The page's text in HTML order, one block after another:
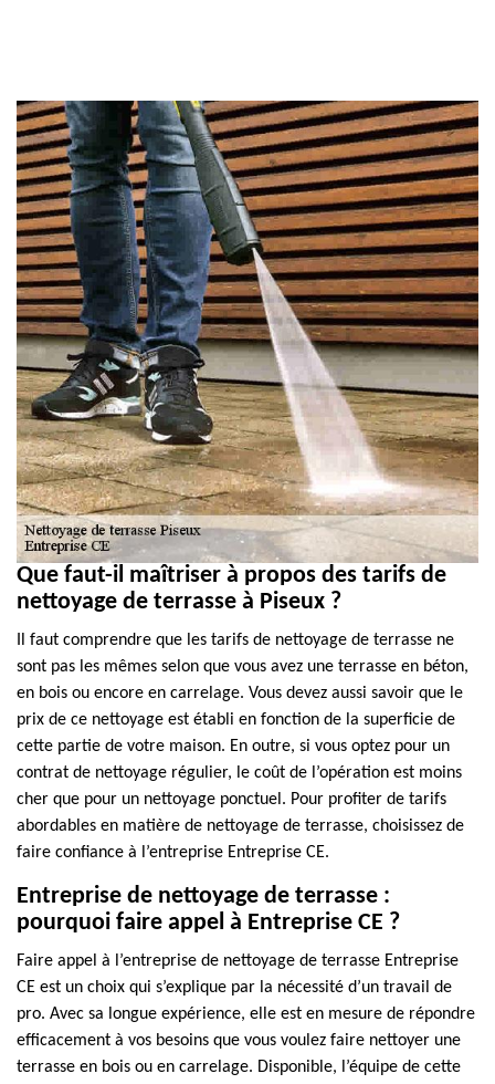
Que faut-il maîtriser à propos des tarifs de
nettoyage de terrasse à Piseux ?
Il faut comprendre que les tarifs de nettoyage de terrasse ne
sont pas les mêmes selon que vous avez une terrasse en béton,
en bois ou encore en carrelage. Vous devez aussi savoir que le
prix de ce nettoyage est établi en fonction de la superficie de
cette partie de votre maison. En outre, si vous optez pour un
contrat de nettoyage régulier, le coût de l’opération est moins
cher que pour un nettoyage ponctuel. Pour profiter de tarifs
abordables en matière de nettoyage de terrasse, choisissez de
faire confiance à l’entreprise Entreprise CE.
Entreprise de nettoyage de terrasse :
pourquoi faire appel à Entreprise CE ?
Faire appel à l’entreprise de nettoyage de terrasse Entreprise
CE est un choix qui s’explique par la nécessité d’un travail de
pro. Avec sa longue expérience, elle est en mesure de répondre
efficacement à vos besoins que vous voulez faire nettoyer une
terrasse en bois ou en carrelage. Disponible, l’équipe de cette